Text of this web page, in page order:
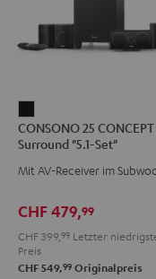
25
CONCEPT
Surround
Set"
Schwarz
CONSONO 25 CONCEPT
Surround "5.1-Set"
Mit AV-Receiver im
CHF 479,99
CHF 399, 99 Letzter
Preis
CHF 549,99 Originalpreis